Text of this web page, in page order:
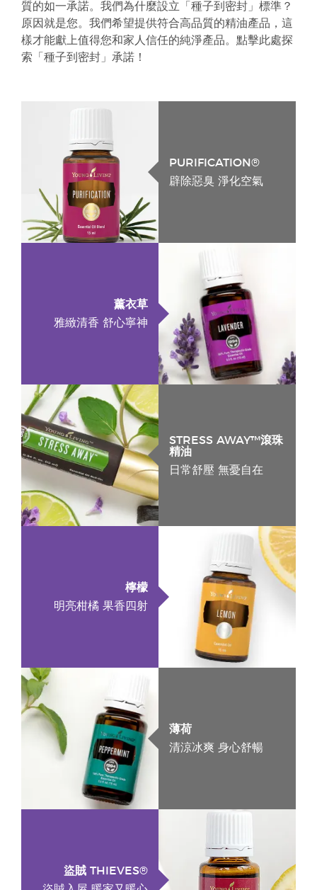
質的如一承諾。我們為什麼設立「種子到密封」標準？
原因就是您。我們希望提供符合高品質的精油產品，這
樣才能獻上值得您和家人信任的純淨產品。點擊此處探
索「種子到密封」承諾！
PURIFICATION®
辟除惡臭 淨化空氣
薰衣草
雅緻清香 舒心寧神
STRESS AWAY™滾珠
精油
日常舒壓 無憂自在
檸檬
明亮柑橘 果香四射
薄荷
清涼冰爽 身心舒暢
盜賊 THIEVES®